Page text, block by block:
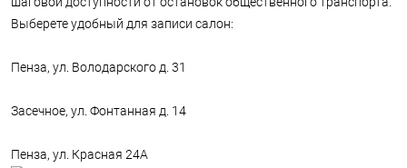
Выберете удобный для записи салон:
Пенза, ул. Володарского д. 31
Засечное, ул. Фонтанная д. 14
Пенза, ул. Красная 24А